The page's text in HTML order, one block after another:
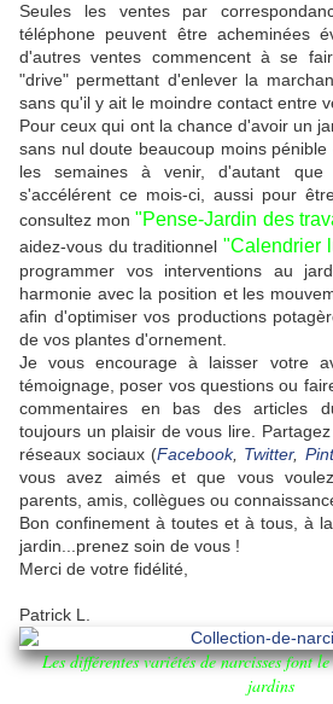
Seules les ventes par
téléphone peuvent être acheminées
d'autres ventes commencent à se
"drive" permettant d'enlever la
sans qu'il y ait le moindre contact entre
Pour ceux qui ont la chance d'avoir un
sans nul doute beaucoup moins
les semaines à venir, d'autant
s'accélérent ce mois-ci, aussi pour
consultez mon"Pense-Jardin des
aidez-vous du traditionnel "Calendrier
programmer vos interventions au
harmonie avec la position et les
afin d'optimiser vos productions
de vos plantes d'ornement.
Je vous encourageà laisser votre
témoignage, poser vos questions ou
commentaires en bas des articles
toujours un plaisir de vous lire.
réseaux sociaux (Facebook, Twitter,
vous avez aimés et que vous
parents, amis, collègues ou
Bon confinement à toutes et à tous, à
jardin...prenez soin de vous !
Merci de votre fidélité,
Patrick L.
Les différentes variétés de narcisses font
jardins